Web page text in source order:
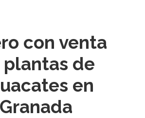
con venta
plantas de
en
Granada